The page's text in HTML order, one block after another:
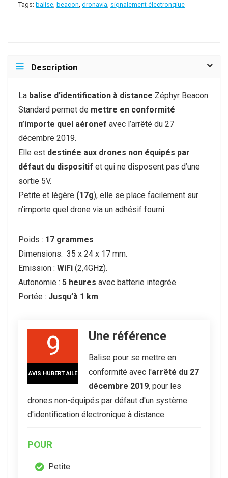
Tags: balise, beacon, dronavia, signalement électronqiue
Description
La balise d’identification à distance Zéphyr Beacon
Standard permet de mettre en conformité
n’importe quel aéronef avec l’arrêté du 27
décembre 2019.
Elle est destinée aux drones non équipés par
défaut du dispositif et qui ne disposent pas d’une
sortie 5V.
Petite et légère (17g), elle se place facilement sur
n’importe quel drone via un adhésif fourni.
Poids : 17 grammes
Dimensions: 35 x 24 x 17 mm.
Emission : WiFi (2,4GHz).
Autonomie : 5 heures avec batterie integrée.
Portée : Jusqu’à 1 km.
9
AVIS HUBERT AILE
Une référence
Balise pour se mettre en
conformité avec l'arrêté du 27
décembre 2019, pour les
drones non-équipés par défaut d'un système
d'identification électronique à distance.
POUR
Petite